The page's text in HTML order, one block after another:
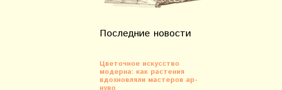
Последние новости
Цветочное искусство
модерна: как растения
вдохновляли мастеров ар-
нуво